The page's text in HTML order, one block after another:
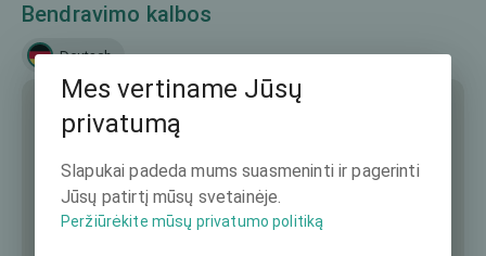
Bendravimo kalbos
Deutsch
Mes vertiname Jūsų
privatumą
Slapukai padeda mums suasmeninti ir pagerinti
Jūsų patirtį mūsų svetainėje.
Peržiūrėkite mūsų privatumo politiką